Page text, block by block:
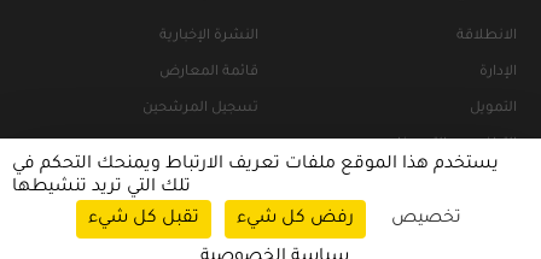
الانطلاقة
الإدارة
التمويل
النشرة الإخبارية
قائمة المعارض
تسجيل المرشحين
سياسات التصفح
سياسة الخصوصية
يستخدم هذا الموقع ملفات تعريف الارتباط ويمنحك التحكم في
تلك التي تريد تنشيطها
تقبل كل شيء
رفض كل شيء
تخصيص